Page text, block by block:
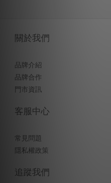
關於我們
品牌介紹
品牌合作
門市資訊
客服中心
常見問題
隱私權政策
追蹤我們